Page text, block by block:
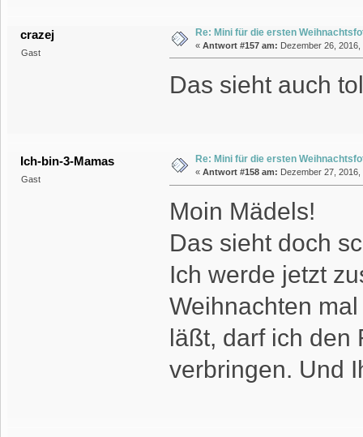
crazej
Gast
Re: Mini für die ersten
« Antwort #157 am: Dezember 26,
Das sieht auch
Ich-bin-3-Mamas
Gast
Re: Mini für die ersten
« Antwort #158 am: Dezember 27,
Moin Mädels!
Das sieht doch
Ich werde jetzt
Weihnachten
läßt, darf ich den
verbringen. Und